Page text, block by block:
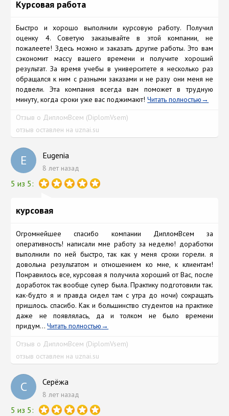
Курсовая работа
Быстро и хорошо выполнили курсовую работу. Получил
оценку 4. Советую заказывайте в этой компании, не
пожалеете! Здесь можно и заказать другие работы. Это вам
сэкономит массу вашего времени и получите хороший
результат. За время учебы в университете я несколько раз
обращался к ним с разными заказами и не разу они меня не
подвели. Эта компания всегда вам поможет в трудную
минуту, когда сроки уже вас поджимают!Читать полностью
Отзыв о ДипломВсем (DiplomVsem)
отзыв оставлен на uznai.su
E Eugenia
8 лет назад
5 из 5:
курсовая
Огромнейшее спасибо компании ДипломВсем за
оперативность! написали мне работу за неделю! доработки
выполнили по ней быстро, так как у меня сроки горели. я
довольна результатом и отношением ко мне, к клиентам!
Понравилось все, курсовая я получила хороший от Вас, после
доработок так вообще супер была. Практику подготовили так.
как-будто я и правда сидел там с утра до ночи) сокращать
пришлось. спасибо. Как и большинство студентов на практике
даже не появлялась, да и толком не было времени
придум...Читать полностью
Отзыв о ДипломВсем (DiplomVsem)
отзыв оставлен на uznai.su
С Серёжа
8 лет назад
5 из 5: